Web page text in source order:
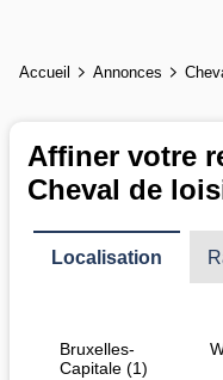
Accueil Annonces
Affiner votre
Cheval de
Localisation
Bruxelles-
Capitale (1)